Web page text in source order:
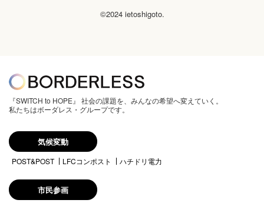
©2024 ietoshigoto.
『SWITCH to HOPE』 社会の課題を、みんなの希望へ変えていく。
私たちはボーダレス・グループです。
気候変動
POST&POST LFCコンポスト ハチドリ電力
市民参画